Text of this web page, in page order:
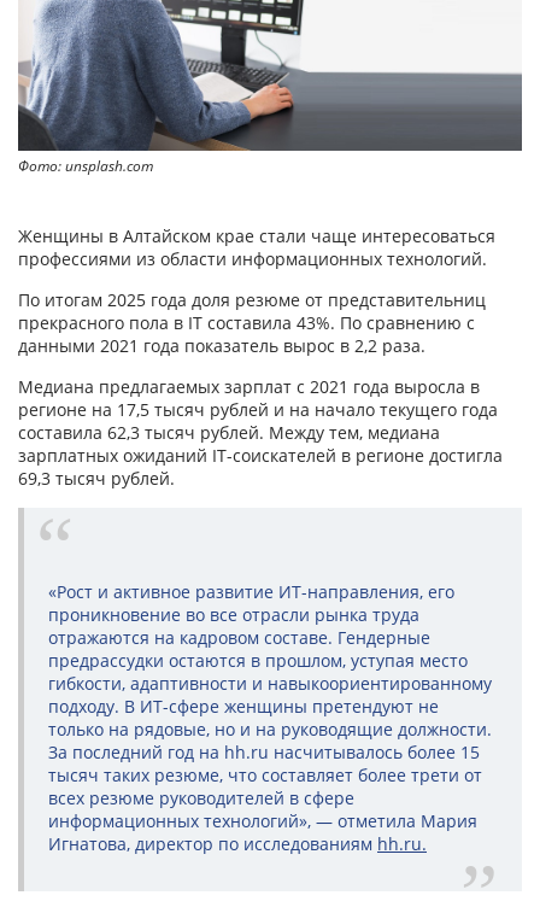
Фото: unsplash.com
Женщины в Алтайском крае стали чаще интересоваться
профессиями из области информационных технологий.
По итогам 2025 года доля резюме от представительниц
прекрасного пола в IT составила 43%. По сравнению с
данными 2021 года показатель вырос в 2,2 раза.
Медиана предлагаемых зарплат с 2021 года выросла в
регионе на 17,5 тысяч рублей и на начало текущего года
составила 62,3 тысяч рублей. Между тем, медиана
зарплатных ожиданий IT-соискателей в регионе достигла
69,3 тысяч рублей.
«Рост и активное развитие ИТ-направления, его
проникновение во все отрасли рынка труда
отражаются на кадровом составе. Гендерные
предрассудки остаются в прошлом, уступая место
гибкости, адаптивности и навыкоориентированному
подходу. В ИТ-сфере женщины претендуют не
только на рядовые, но и на руководящие должности.
За последний год на hh.ru насчитывалось более 15
тысяч таких резюме, что составляет более трети от
всех резюме руководителей в сфере
информационных технологий», — отметила Мария
Игнатова, директор по исследованиям hh.ru.